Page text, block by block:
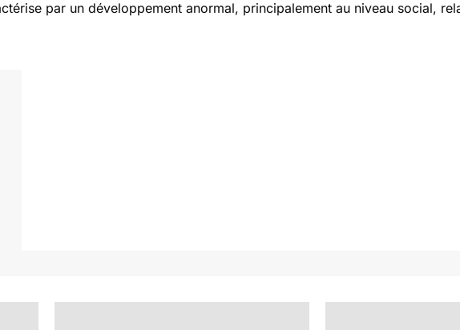
par un développement anormal, principalement au niveau social,